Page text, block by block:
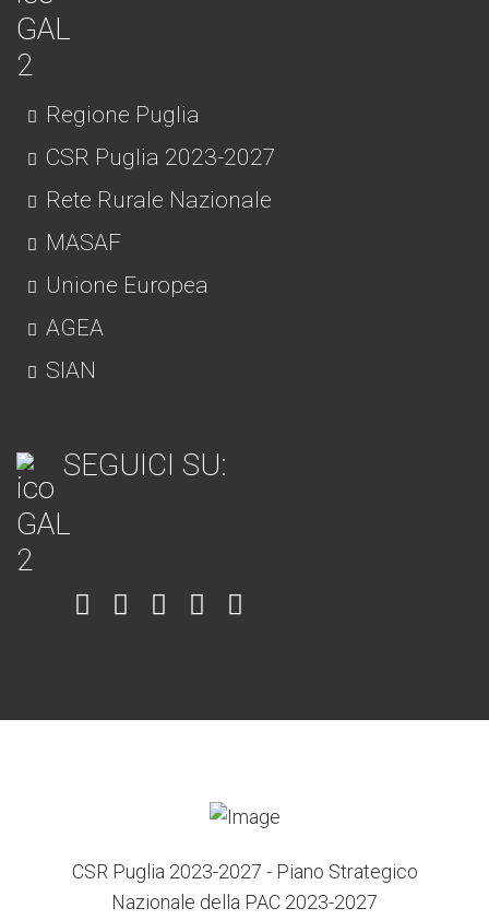
Regione Puglia
CSR Puglia 2023-2027
Rete Rurale Nazionale
MASAF
Unione Europea
AGEA
SIAN
SEGUICI SU:
Item Item Item Item
CSR Puglia 2023-2027 - Piano Strategico
Nazionale della PAC 2023-2027